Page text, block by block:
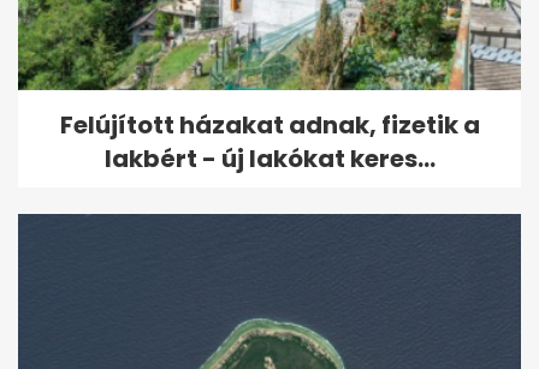
Felújított házakat adnak, fizetik a
lakbért - új lakókat keres...